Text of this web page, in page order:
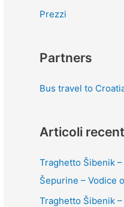
Prezzi
Partners
Bus travel to
Articoli
Traghetto Šibenik
Šepurine – Vodice
Traghetto Šibenik